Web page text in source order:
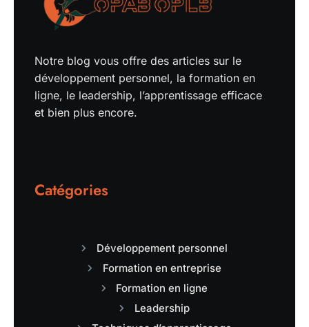
Notre blog vous offre des articles sur le
développement personnel, la formation en
ligne, le leadership, l’apprentissage efficace
et bien plus encore.
Catégories
Développement personnel
Formation en entreprise
Formation en ligne
Leadership